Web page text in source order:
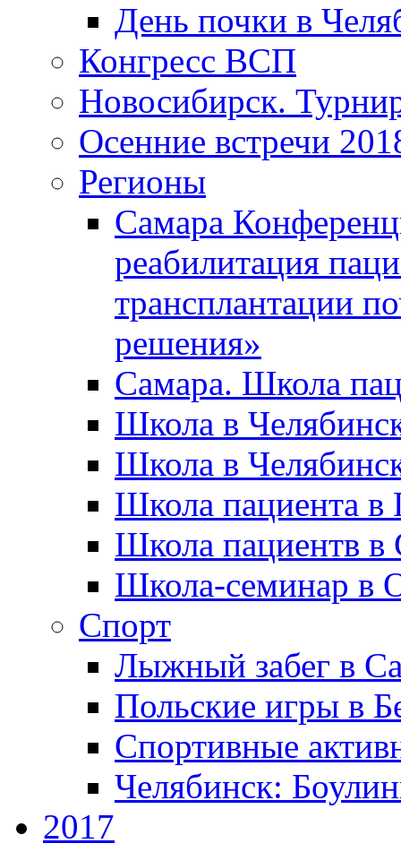
День почки в
Конгресс ВСП
Новосибирск.
Осенние встречи
Регионы
Самара
реабилитация
трансплантации
решения»
Самара. Школа
Школа в
Школа в
Школа пациента в
Школа пациентв в
Школа-семинар в
Спорт
Лыжный забег в
Польские игры в
Спортивные
Челябинск:
2017